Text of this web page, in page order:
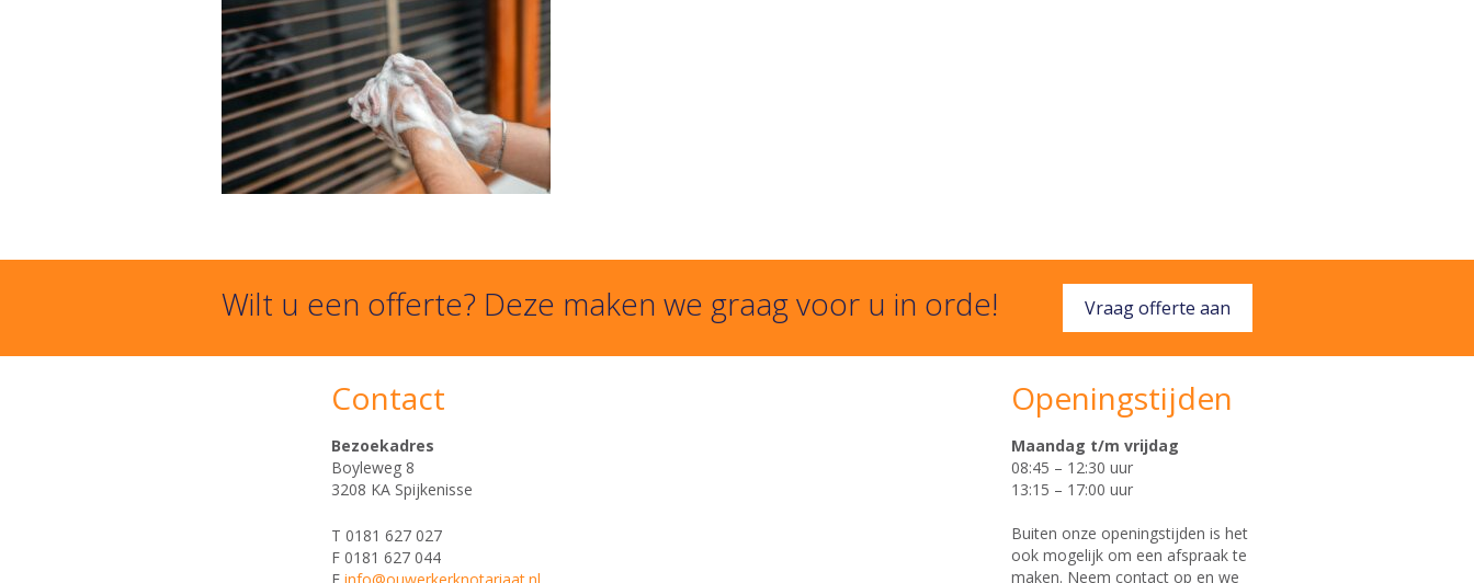
Wilt u een offerte? Deze maken we graag voor u in orde! Vraag offerte aan
Contact
Bezoekadres
Boyleweg 8
3208 KA Spijkenisse
T 0181 627 027
F 0181 627 044
Openingstijden
Maandag t/m vrijdag
08:45 – 12:30 uur
13:15 – 17:00 uur
Buiten onze openingstijden is het
ook mogelijk om een afspraak te
maken. Neem contact op en we